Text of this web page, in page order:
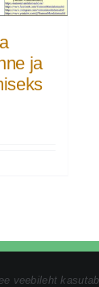
ja
veebileht